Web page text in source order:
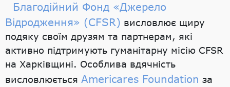
Благодійний Фонд «Джерело
Відродження» (CFSR) висловлює щиру
подяку своїм друзям та партнерам, які
активно підтримують гуманітарну місію CFSR
на Харківщині. Особлива вдячність
висловлюється Americares Foundation за